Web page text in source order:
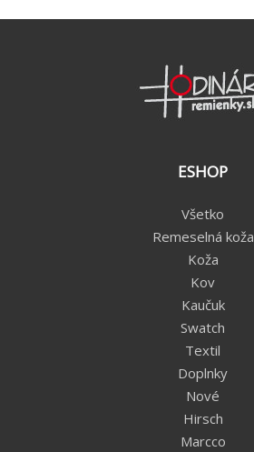
ESHOP
Všetko
Remeselná koža
Koža
Kov
Kaučuk
Swatch
Textil
Doplnky
Nové
Hirsch
Marcco